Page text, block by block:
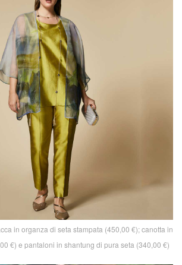
in organza di seta stampata (450,00 €); canotta in
€) e pantaloni in shantung di pura seta (340,00 €)